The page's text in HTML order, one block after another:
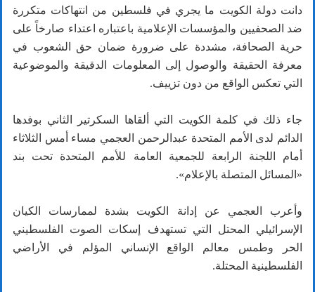
دانت دولة الكويت ما يجري في فلسطين من انتهاكات متكررة
ضد الصحفيين والمؤسسات الإعلامية باعتباره اعتداء صارخاً على
حرية الصحافة، مشددة على ضرورة ضمان حق الشعوب في
معرفة الحقيقة والوصول إلى المعلومات الدقيقة والموضوعية
التي تعكس الواقع من دون تزييف.
جاء ذلك في كلمة الكويت التي ألقاها السكرتير الثاني بوفدها
الدائم لدى الأمم المتحدة عبدالرحمن العجمي مساء أمس الثلاثاء
أمام اللجنة الرابعة للجمعية العامة للأمم المتحدة تحت بند
«المسائل المتصلة بالإعلام».
وأعرب العجمي عن إدانة الكويت بشدة لممارسات الكيان
الإسرائيلي المحتل التي تستهدف إسكات الصوت الفلسطيني
الحر وطمس معالم الواقع الإنساني المؤلم في الأراضي
الفلسطينية المحتلة.